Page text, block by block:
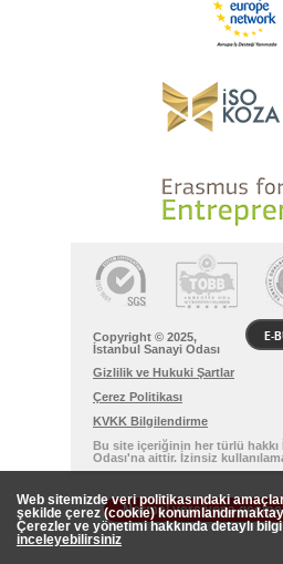
E-
Copyright © 2025,
İstanbul Sanayi Odası
Gizlilik ve Hukuki Şartlar
Çerez Politikası
KVKK Bilgilendirme
Bu site içeriğinin her türlü hakkı
Odası'na aittir. İzinsiz
Normal versiyona
Web sitemizde veri politikasındaki
şekilde çerez (cookie)
Çerezler ve yönetimi hakkında detaylı
inceleyebilirsiniz